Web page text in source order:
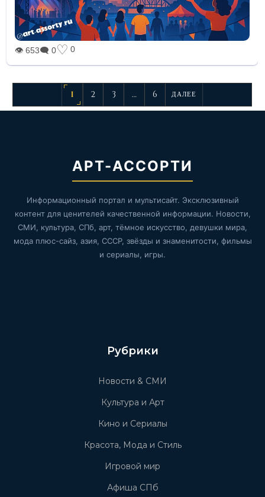
👁 653🗨 0♡ 0
1 2 3 … 6 ДАЛЕЕ
АРТ-АССОРТИ
Информационный портал и мультисайт. Эксклюзивный
контент для ценителей качественной информации. Новости,
СМИ, культура, СПб, арт, тёмное искусство, девушки мира,
мода плюс-сайз, азия, СССР, звёзды и знаменитости, фильмы
и сериалы, игры.
Рубрики
Новости & СМИ
Культура и Арт
Кино и Сериалы
Красота, Мода и Стиль
Игровой мир
Афиша СПб